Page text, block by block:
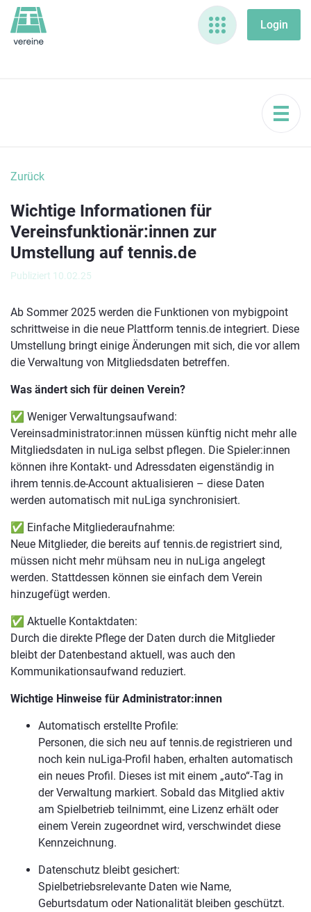
Zurück
Wichtige Informationen für
Vereinsfunktionär:innen zur
Umstellung auf tennis.de
Publiziert 10.02.25
Ab Sommer 2025 werden die Funktionen von mybigpoint
schrittweise in die neue Plattform tennis.de integriert. Diese
Umstellung bringt einige Änderungen mit sich, die vor allem
die Verwaltung von Mitgliedsdaten betreffen.
Was ändert sich für deinen Verein?
✅ Weniger Verwaltungsaufwand:
Vereinsadministrator:innen müssen künftig nicht mehr alle
Mitgliedsdaten in nuLiga selbst pflegen. Die Spieler:innen
können ihre Kontakt- und Adressdaten eigenständig in
ihrem tennis.de-Account aktualisieren – diese Daten
werden automatisch mit nuLiga synchronisiert.
✅ Einfache Mitgliederaufnahme:
Neue Mitglieder, die bereits auf tennis.de registriert sind,
müssen nicht mehr mühsam neu in nuLiga angelegt
werden. Stattdessen können sie einfach dem Verein
hinzugefügt werden.
✅ Aktuelle Kontaktdaten:
Durch die direkte Pflege der Daten durch die Mitglieder
bleibt der Datenbestand aktuell, was auch den
Kommunikationsaufwand reduziert.
Wichtige Hinweise für Administrator:innen
Automatisch erstellte Profile:
Personen, die sich neu auf tennis.de registrieren und
noch kein nuLiga-Profil haben, erhalten automatisch
ein neues Profil. Dieses ist mit einem „auto“-Tag in
der Verwaltung markiert. Sobald das Mitglied aktiv
am Spielbetrieb teilnimmt, eine Lizenz erhält oder
einem Verein zugeordnet wird, verschwindet diese
Kennzeichnung.
Datenschutz bleibt gesichert:
Spielbetriebsrelevante Daten wie Name,
Geburtsdatum oder Nationalität bleiben geschützt.